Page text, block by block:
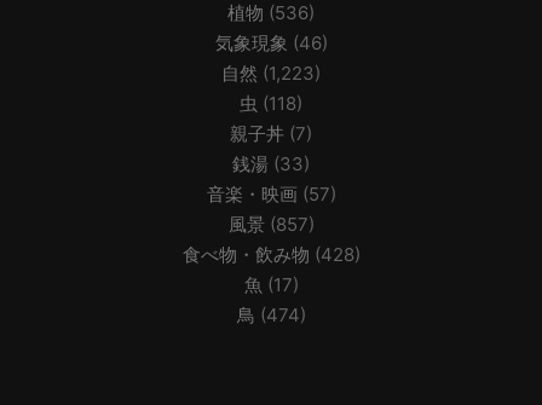
植物 (536)
気象現象 (46)
自然 (1,223)
虫 (118)
親子丼 (7)
銭湯 (33)
音楽・映画 (57)
風景(857)
食べ物・飲み物 (428)
魚 (17)
鳥 (474)